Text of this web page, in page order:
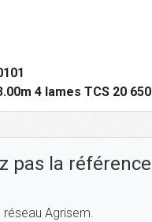
4 lames TCS 20 650
pas la référence
Agrisem.